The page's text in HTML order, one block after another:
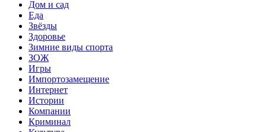
Дом и сад
Еда
Звёзды
Здоровье
Зимние виды спорта
ЗОЖ
Игры
Импортозамещение
Интернет
Истории
Компании
Криминал